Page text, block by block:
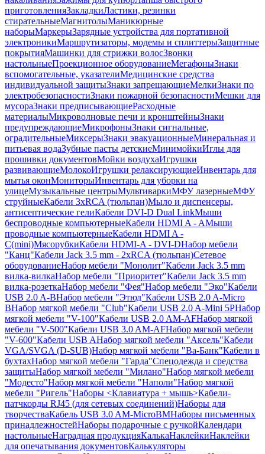
приготовленияЗакладкиЛастики, резинки
стирательныеМагнитолыМаникюрные
наборыМаркерыЗарядные устройства для портативной
электроникиМаршрутизаторы, модемы и сплиттерыЗащитные
покрытияМашинки для стрижки волосЗвонки
настольныеПроекционное оборудованиеМегафоныЗнаки
вспомогательные, указателиМедицинские средства
индивидуальной защитыЗнаки запрещающиеМелкиЗнаки по
электробезопасностиЗнаки пожарной безопасностиМешки для
мусораЗнаки предписывающиеРасходные
материалыМикроволновые печи и кронштейныЗнаки
предупреждающиеМикрофоныЗнаки сигнальные,
оградительныеМиксерыЗнаки эвакуационныеМинеральная и
питьевая водаЗубные пасты детскиеМинимойкиИглы для
прошивки документовМойки воздухаИгрушки
развивающиеМолокоИгрушки релаксирующиеИнвентарь для
мытья оконМониторыИнвентарь для уборки на
улицеМузыкальные центрыМультиваркиМФУ лазерныеМФУ
струйныеКабели 3xRCA (тюльпан)Мыло и диспенсеры,
антисептические гелиКабели DVI-D Dual LinkМыши
беспроводные компьютерныеКабели HDMI A - AМыши
проводные компьютерныеКабели HDMI A -
C(mini)МясорубкиКабели HDMI-A - DVI-DНабор мебели
"Канц"Кабели Jack 3.5 mm - 2xRCA (тюльпан)Сетевое
оборудованиеНабор мебели "Монолит"Кабели Jack 3.5 mm
вилка-вилкаНабор мебели "Приоритет"Кабели Jack 3.5 mm
вилка-розеткаНабор мебели "Фея"Набор мебели "Эко"Кабели
USB 2.0 A-BНабор мебели "Этюд"Кабели USB 2.0 A-Micro
BНабор мягкой мебели "Club"Кабели USB 2.0 A-Mini 5PНабор
мягкой мебели "V-100"Кабели USB 2.0 AM-AFНабор мягкой
мебели "V-500"Кабели USB 3.0 AM-AFНабор мягкой мебели
"V-600"Кабели USB AНабор мягкой мебели "Аксель"Кабели
VGA/SVGA (D-SUB)Набор мягкой мебели "Ва-Банк"Кабели в
бухтахНабор мягкой мебели "Гарда"Спецодежда и средства
защитыНабор мягкой мебели "Милано"Набор мягкой мебели
"Модесто"Набор мягкой мебели "Наполи"Набор мягкой
мебели "Ригель"Наборы <Клавиатура + мышь>Кабели-
патчкорды RJ45 (для сетевых соединений)Наборы для
творчестваКабель USB 3.0 AM-MicroBMНаборы письменных
принадлежностейНаборы подарочные с ручкойКалендари
настольныеНаградная продукцияКалькаНаклейкиНаклейки
для опечатывания документовКалькуляторы